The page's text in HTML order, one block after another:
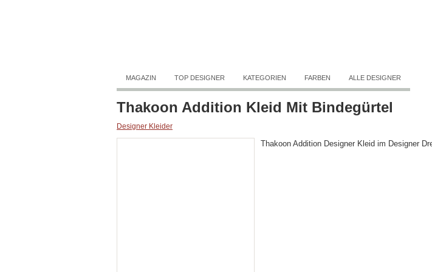
MAGAZIN TOP DESIGNER KATEGORIEN FARBEN ALLE DESIGNER
Thakoon Addition Kleid Mit Bindegürtel
Designer Kleider
Thakoon Addition Designer Kleid im Designer